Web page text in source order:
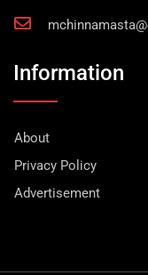
Information
About
Privacy Policy
Advertisement